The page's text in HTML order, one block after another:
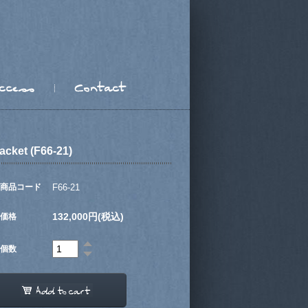
(F66-21)
商品コード F66-21
価格 132,000円(税込)
個数